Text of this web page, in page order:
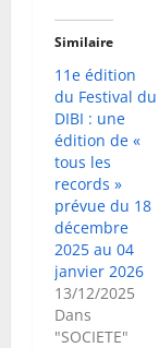
Similaire
11e édition
du Festival du
DIBI : une
édition de «
tous les
records »
prévue du 18
décembre
2025 au 04
janvier 2026
13/12/2025
Dans
"SOCIETE"